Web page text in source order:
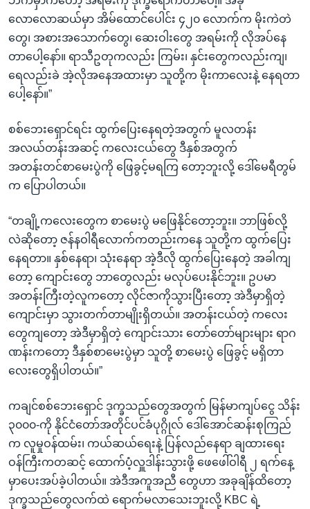
လောလောဆယ်မှာ အိမ်ထောင်ပေါင်း ၄၂၀ လောက်က မိုးကဲတဲ
တွေ၊ အစားအသောက်တွေ၊ ဆေးဝါးတွေ အရမ်းကို လိုအပ်နေ
တာပေါ့နော်။ ရာသီဥတုကလည်း ကြမ်း၊ နှင်းတွေကလည်းကျ၊
ရေလည်းခဲ အဲ့လိုအနေအထားမှာ သူတို့က မိုးကာလေးနဲ့ နေရတာ
ပေါ့နော်။”
စစ်ဘေးရှောင်ရင်း ထွက်ပြေးနေရတဲ့အတွက် မူလတန်း
အလယ်တန်းအဆင့် ကလေးငယ်တွေ ဒီနှစ်အတွက်
အတန်းတင်စာမေးပွဲကို ဖြေခွင့်မရကြ တော့ဘူးလို့ ဒေါ်မေရီတွမ်
က ပြောပါတယ်။
“တချို့ကလေးတွေက စာမေးပွဲ မဖြေနိုင်တော့ဘူး။ ဘာဖြစ်လို့
လဲဆိုတော့ ဇန်နဝါရီလောက်ကတည်းကနေ သူတို့က ထွက်ပြေး
နေရတာ။ နှစ်နေရာ၊ သုံးနေရာ အဲ့ဒီလို ထွက်ပြေးနေတဲ့ အခါကျ
တော့ ကျောင်းတွေ ဘာတွေလည်း မလုပ်ပေးနိုင်ဘူး။ ဥပမာ
အတန်းကြီးတဲ့လူကတော့ လိုင်ဇာကိုသွားပြီးတော့ အဲဒီမှာရှိတဲ့
ကျောင်းမှာ သွားတက်တာမျိုးရှိတယ်။ အတန်းငယ်တဲ့ ကလေး
တွေကျတော့ အဲဒီမှာရှိတဲ့ ကျောင်းသား တော်တော်များများ ရာဂ
ဏန်းကတော့ ဒီနှစ်စာမေးပွဲမှာ သူတို့ စာမေးပွဲ ဖြေခွင့် မရှိတာ
လေးတွေရှိပါတယ်။”
ကချင်စစ်ဘေးရှောင် ဒုက္ခသည်တွေအတွက် မြန်မာကျပ်ငွေ သိန်း
၃၀၀၀-ကို နိုင်ငံတော်အတိုင်ပင်ခံပုဂ္ဂိုလ် ဒေါ်အောင်ဆန်းစုကြည်
က လူမှုဝန်ထမ်း၊ ကယ်ဆယ်ရေးနဲ့ ပြန်လည်နေရာ ချထားရေး
ဝန်ကြီးကတဆင့် ထောက်ပံ့လှူဒါန်းသွားဖို့ ဖေဖေါ်ဝါရီ ၂ ရက်နေ့
မှာပေးအပ်ခဲ့ပါတယ်။ အဲဒီအကူအညီ တွေဟာ အခုချိန်ထိတော့
ဒုက္ခသည်တွေလက်ထဲ ရောက်မလာသေးဘူးလို့ KBC ရဲ့